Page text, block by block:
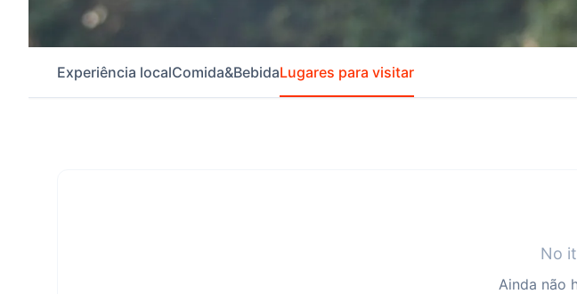
Experiência localComida&BebidaLugares para visitar
No
Ainda não